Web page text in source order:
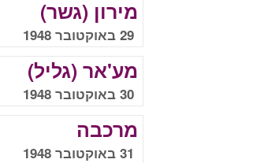
מירון (גשר)
29 באוקטובר 1948
מע'אר (גליל)
30 באוקטובר 1948
מרכבה
31 באוקטובר 1948